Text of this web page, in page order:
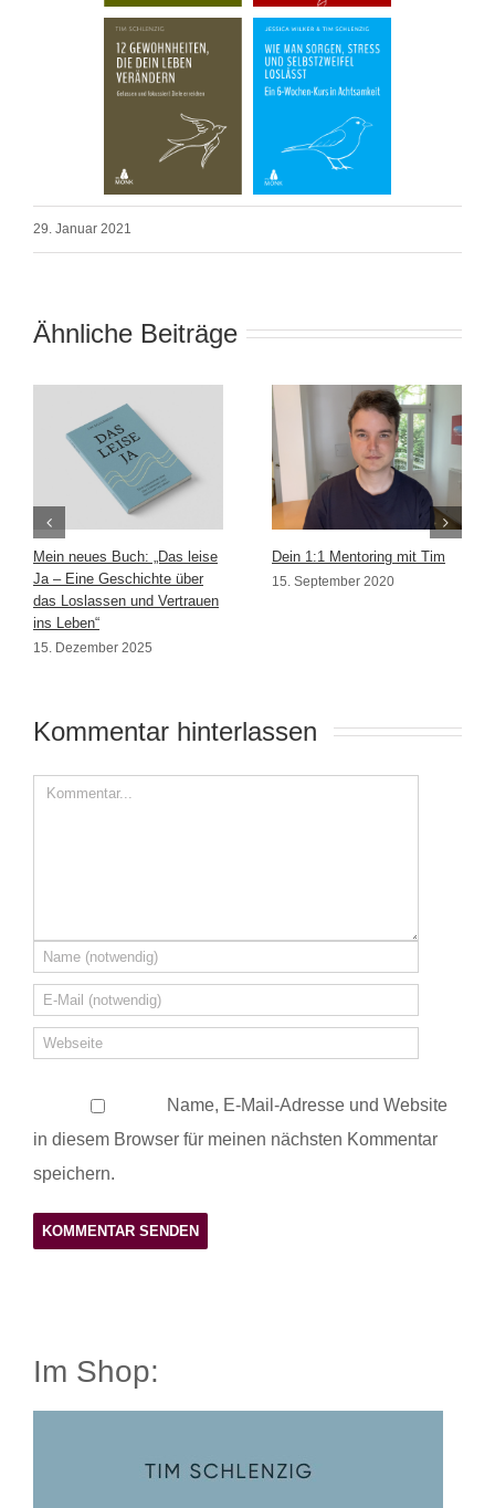
29. Januar 2021
Ähnliche Beiträge
Mein neues Buch: „Das leise
Ja – Eine Geschichte über
das Loslassen und Vertrauen
ins Leben“
15. Dezember 2025
Dein 1:1 Mentoring mit Tim
15. September 2020
Kommentar hinterlassen
Name, E-Mail-Adresse und Website
in diesem Browser für meinen nächsten Kommentar
speichern.
Im Shop: